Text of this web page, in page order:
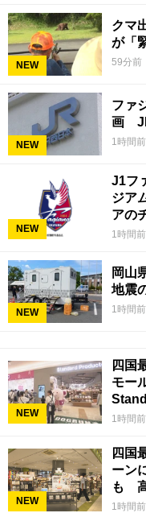
NEW
クマ
が「
59分前
NEW
ファ
画
1時間前
NEW
J1フ
ジア
アの
1時間前
NEW
岡山
地震
1時間前
NEW
四国
モー
香川
1時間前
NEW
四国
ーン
も
1時間前